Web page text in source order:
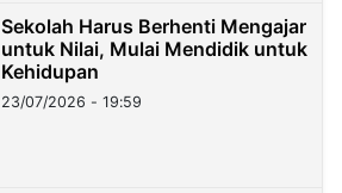
Sekolah Harus Berhenti Mengajar
untuk Nilai, Mulai Mendidik untuk
Kehidupan
23/07/2026 - 19:59